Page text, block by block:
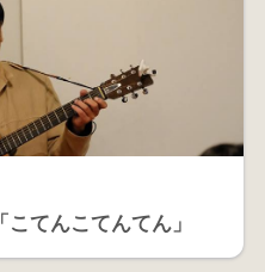
てんこてんてん」